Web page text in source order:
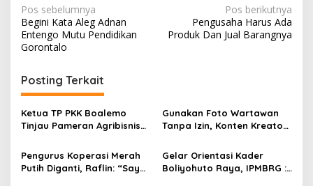
N
a
v
i
g
a
s
i
p
Pos sebelumnya
Begini Kata Aleg Adnan
Entengo Mutu Pendidikan
Gorontalo
Pos berikutnya
Pengusaha Harus Ada
Produk Dan Jual Barangnya
Posting Terkait
Ketua TP PKK Boalemo
Tinjau Pameran Agribisnis
Gunakan Foto Wartawan
Tanpa Izin, Konten Kreator
Gorontalo
Pengurus Koperasi Merah
Putih Diganti, Raflin: “Saya
Gelar Orientasi Kader
Boliyohuto Raya, IPMBRG :